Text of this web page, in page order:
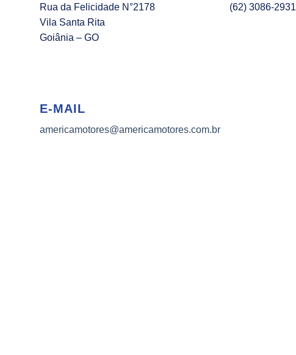
Rua da Felicidade N°2178
Vila Santa Rita
Goiânia – GO
(62) 3086-2931
E-MAIL
americamotores@americamotores.com.br